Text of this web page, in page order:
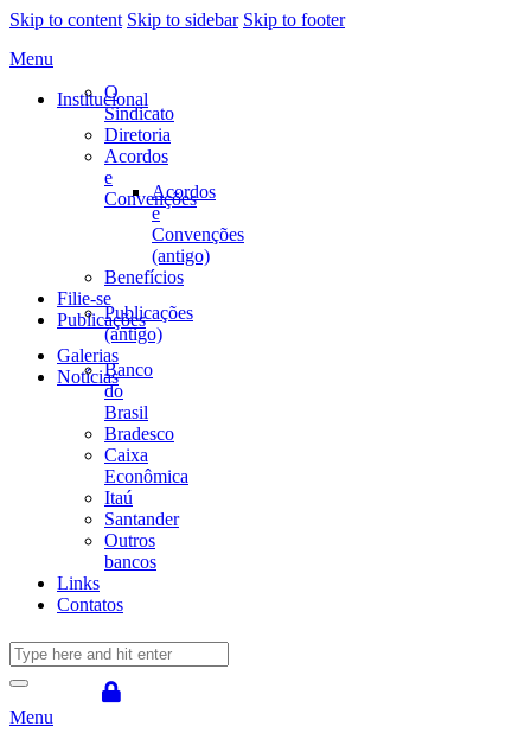
Skip to content Skip to sidebar Skip to footer
Menu
Institucional
O
Sindicato
Diretoria
Acordos
e
Convenções
Acordos
e
Convenções
(antigo)
Benefícios
Filie-se
PublicaçõesPublicações
(antigo)
Galerias
NotíciasBanco
do
Brasil
Bradesco
Caixa
Econômica
Itaú
Santander
Outros
bancos
Links
Contatos
Menu